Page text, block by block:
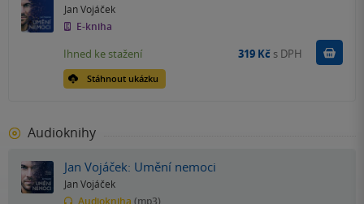
Jan Vojáček
E-kniha
Stáhnout ukázku
Ihned ke stažení 319 Kč s DPH Koupit
Audioknihy
Jan Vojáček: Umění nemoci
Jan Vojáček